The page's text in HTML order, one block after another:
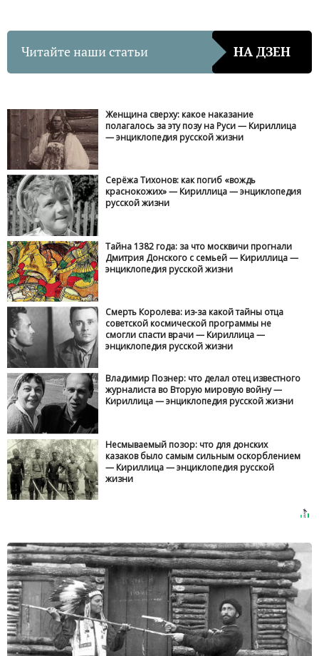
Читайте наши статьи НА ДЗЕН
Женщина сверху: какое наказание
полагалось за эту позу на Руси — Кириллица
— энциклопедия русской жизни
Серёжа Тихонов: как погиб «вождь
краснокожих» — Кириллица — энциклопедия
русской жизни
Тайна 1382 года: за что москвичи прогнали
Дмитрия Донского с семьей — Кириллица —
энциклопедия русской жизни
Смерть Королева: из-за какой тайны отца
советской космической программы не
смогли спасти врачи — Кириллица —
энциклопедия русской жизни
Владимир Познер: что делал отец известного
журналиста во Вторую мировую войну —
Кириллица — энциклопедия русской жизни
Несмываемый позор: что для донских
казаков было самым сильным оскорблением
— Кириллица — энциклопедия русской
жизни